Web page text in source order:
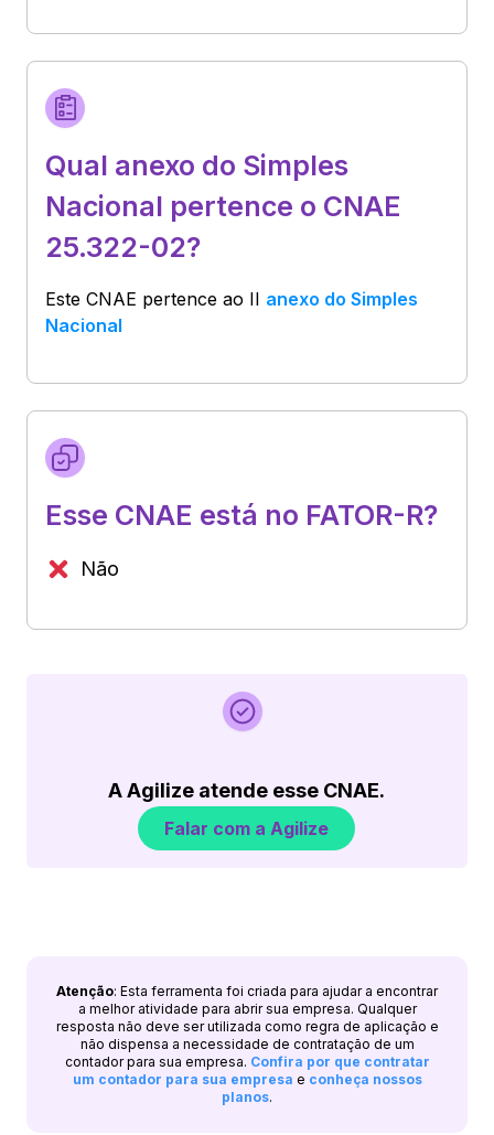
Qual anexo do Simples
Nacional pertence o CNAE
25.322-02?
Este CNAE pertence ao II anexo do Simples
Nacional
Esse CNAE está no FATOR-R?
Não
A Agilize atende esse CNAE.
Falar com a Agilize
Atenção: Esta ferramenta foi criada para ajudar a encontrar
a melhor atividade para abrir sua empresa. Qualquer
resposta não deve ser utilizada como regra de aplicação e
não dispensa a necessidade de contratação de um
contador para sua empresa. Confira por que contratar
um contador para sua empresa e conheça nossos
planos.